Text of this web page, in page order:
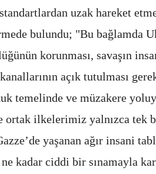
uzak hareket
bulundu; "Bu bağlamda
korunması, savaşın
açık tutulması
temelinde ve müzakere
ortak ilkelerimiz yalnızca tek
yaşanan ağır insani
kadar ciddi bir sınamayla